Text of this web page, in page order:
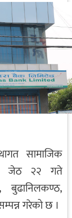
सामाजिक
जेठ २२ गते
बुढानिलकण्ठ,
गरेको छ ।